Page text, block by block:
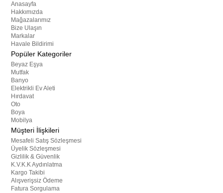
Anasayfa
Hakkımızda
Mağazalarımız
Bize Ulaşın
Markalar
Havale Bildirimi
Popüler Kategoriler
Beyaz Eşya
Mutfak
Banyo
Elektrikli Ev Aleti
Hırdavat
Oto
Boya
Mobilya
Müşteri İlişkileri
Mesafeli Satış Sözleşmesi
Üyelik Sözleşmesi
Gizlilik & Güvenlik
K.V.K.K Aydınlatma
Kargo Takibi
Alışverişsiz Ödeme
Fatura Sorgulama